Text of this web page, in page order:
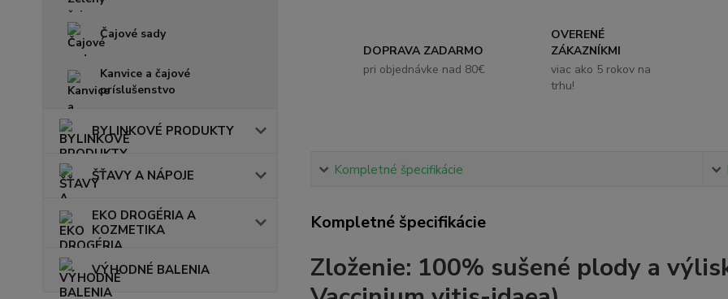
Čajové sady
Kanvice a čajové
príslušenstvo
BYLINKOVÉ PRODUKTY
ŠŤAVY A NÁPOJE
EKO DROGÉRIA A
KOZMETIKA
VÝHODNÉ BALENIA
DOPRAVA ZADARMO
pri objednávke nad 80€
OVERENÉ
ZÁKAZNÍKMI
viac ako 5 rokov na
trhu!
Kompletné špecifikácie
Kompletné špecifikácie
Zloženie: 100% sušené plody a